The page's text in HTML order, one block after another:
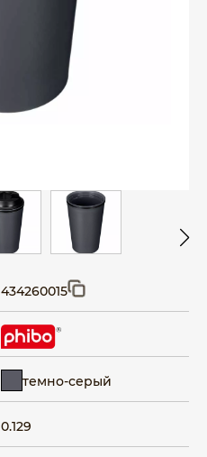
434260015
темно-серый
0.129